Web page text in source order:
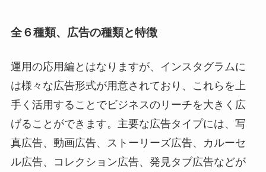
全６種類、広告の種類と特徴
運用の応用編とはなりますが、インスタグラムに
は様々な広告形式が用意されており、これらを上
手く活用することでビジネスのリーチを大きく広
げることができます。主要な広告タイプには、写
真広告、動画広告、ストーリーズ広告、カルーセ
ル広告、コレクション広告、発見タブ広告などが